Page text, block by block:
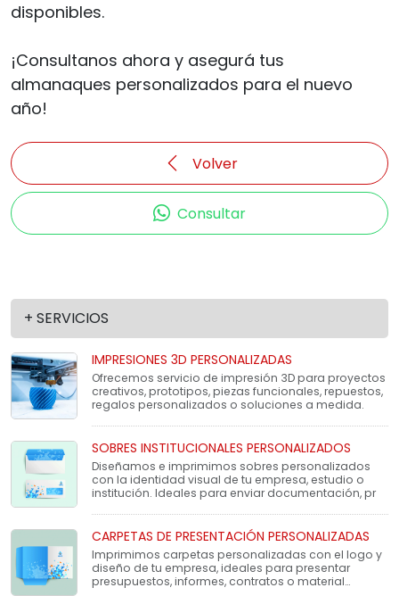
disponibles.
¡Consultanos ahora y asegurá tus
almanaques personalizados para el nuevo
año!
Volver
Consultar
+ SERVICIOS
IMPRESIONES 3D PERSONALIZADAS
Ofrecemos servicio de impresión 3D para proyectos
creativos, prototipos, piezas funcionales, repuestos,
regalos personalizados o soluciones a medida.
SOBRES INSTITUCIONALES PERSONALIZADOS
Diseñamos e imprimimos sobres personalizados
con la identidad visual de tu empresa, estudio o
institución. Ideales para enviar documentación, pr
CARPETAS DE PRESENTACIÓN PERSONALIZADAS
Imprimimos carpetas personalizadas con el logo y
diseño de tu empresa, ideales para presentar
presupuestos, informes, contratos o material